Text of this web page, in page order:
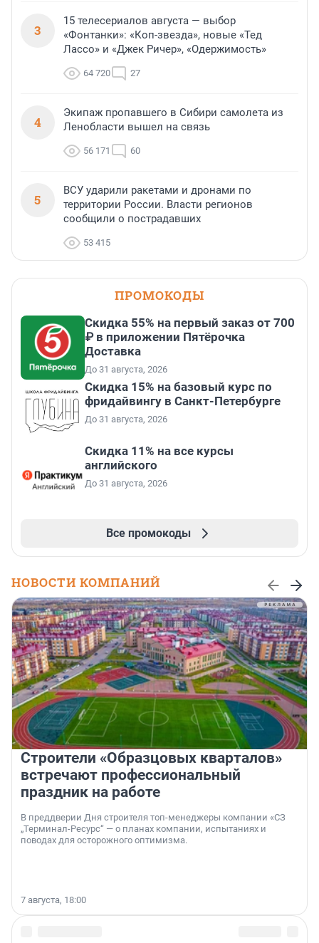
3
15 телесериалов августа — выбор
«Фонтанки»: «Коп-звезда», новые «Тед
Лассо» и «Джек Ричер», «Одержимость»
64 720 27
4
Экипаж пропавшего в Сибири самолета из
Ленобласти вышел на связь
56 171 60
5
ВСУ ударили ракетами и дронами по
территории России. Власти регионов
сообщили о пострадавших
53 415
ПРОМОКОДЫ
Скидка 55% на первый заказ от 700
₽ в приложении Пятёрочка
Доставка
До 31 августа, 2026
Скидка 15% на базовый курс по
фридайвингу в Санкт-Петербурге
До 31 августа, 2026
Скидка 11% на все курсы
английского
До 31 августа, 2026
Все промокоды
НОВОСТИ КОМПАНИЙ
Строители «Образцовых кварталов»
встречают профессиональный
праздник на работе
В преддверии Дня строителя топ-менеджеры компании «СЗ
„Терминал-Ресурс“ — о планах компании, испытаниях и
поводах для осторожного оптимизма.
7 августа, 18:00